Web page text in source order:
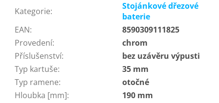
Kategorie:
Stojánkové dřezové
baterie
EAN:
8590309111825
Provedení:
chrom
Příslušenství:
bez uzávěru výpusti
Typ kartuše:
35 mm
Typ ramene:
otočné
Hloubka [mm]: 190 mm